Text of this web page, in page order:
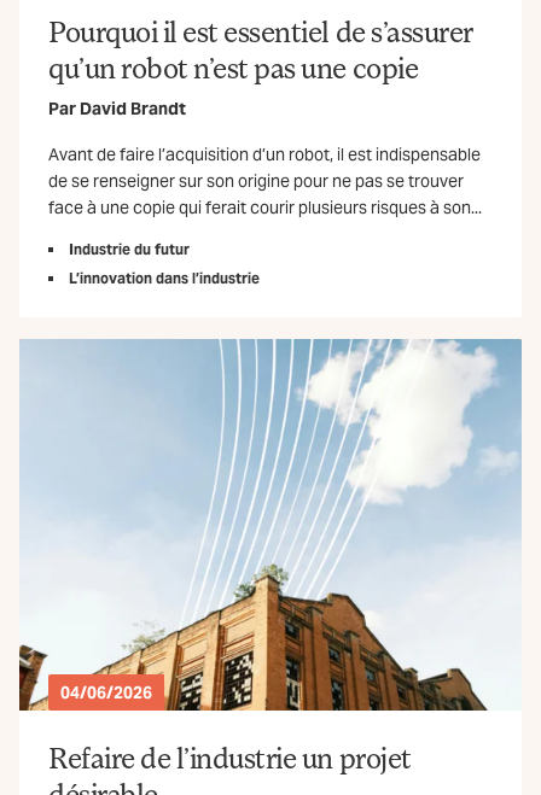
Pourquoi il est essentiel de s’assurer
qu’un robot n’est pas une copie
Par David Brandt
Avant de faire l’acquisition d’un robot, il est indispensable
de se renseigner sur son origine pour ne pas se trouver
face à une copie qui ferait courir plusieurs risques à son...
Industrie du futur
L’innovation dans l’industrie
04/06/2026
Refaire de l’industrie un projet